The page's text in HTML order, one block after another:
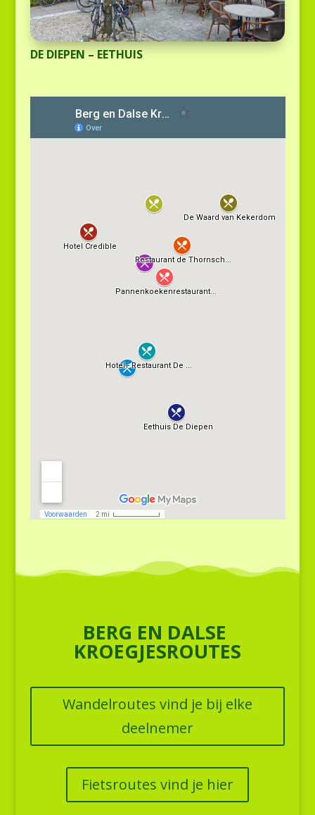
DE DIEPEN – EETHUIS
BERG EN DALSE
KROEGJESROUTES
Wandelroutes vind je bij elke
deelnemer
Fietsroutes vind je hier